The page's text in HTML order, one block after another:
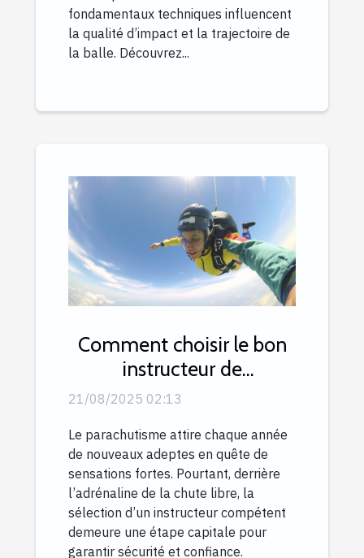
fondamentaux techniques influencent
la qualité d’impact et la trajectoire de
la balle. Découvrez...
Comment choisir le bon
instructeur de
parachutisme ?
21/08/2025 02:13
Le parachutisme attire chaque année
de nouveaux adeptes en quête de
sensations fortes. Pourtant, derrière
l’adrénaline de la chute libre, la
sélection d’un instructeur compétent
demeure une étape capitale pour
garantir sécurité et confiance.